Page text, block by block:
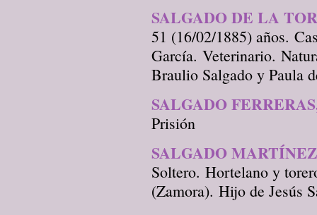
SALGADO DE LA
51 (16/02/1885) años.
García. Veterinario.
Braulio Salgado y Paula
SALGADO
Prisión
SALGADO
Soltero. Hortelano y
(Zamora). Hijo de Jesús